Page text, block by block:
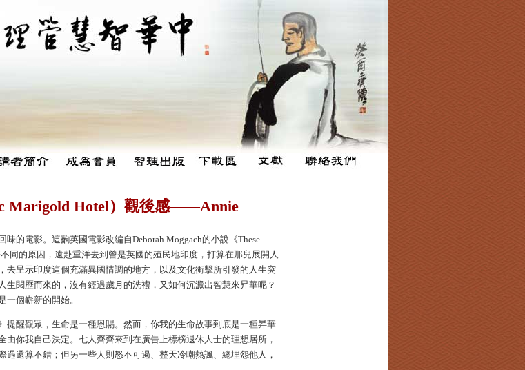
Marigold Hotel）觀後感——Annie
的電影。這齣英國電影改編自Deborah Moggach的小說《These
同的原因，遠赴重洋去到曾是英國的殖民地印度，打算在那兒展開人
呈示印度這個充滿異國情調的地方，以及文化衝擊所引發的人生突
閱歷而來的，沒有經過歲月的洗禮，又如何沉澱出智慧來昇華呢？
個嶄新的開始。
醒觀眾，生命是一種恩賜。然而，你我的生命故事到底是一種昇華
你我自己決定。七人齊齊來到在廣告上標榜退休人士的理想居所，
還算不錯；但另一些人則怒不可遏、整天冷嘲熱諷、總埋怨他人，